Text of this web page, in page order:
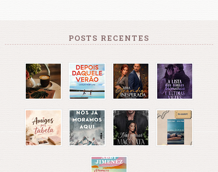
POSTS RECENTES